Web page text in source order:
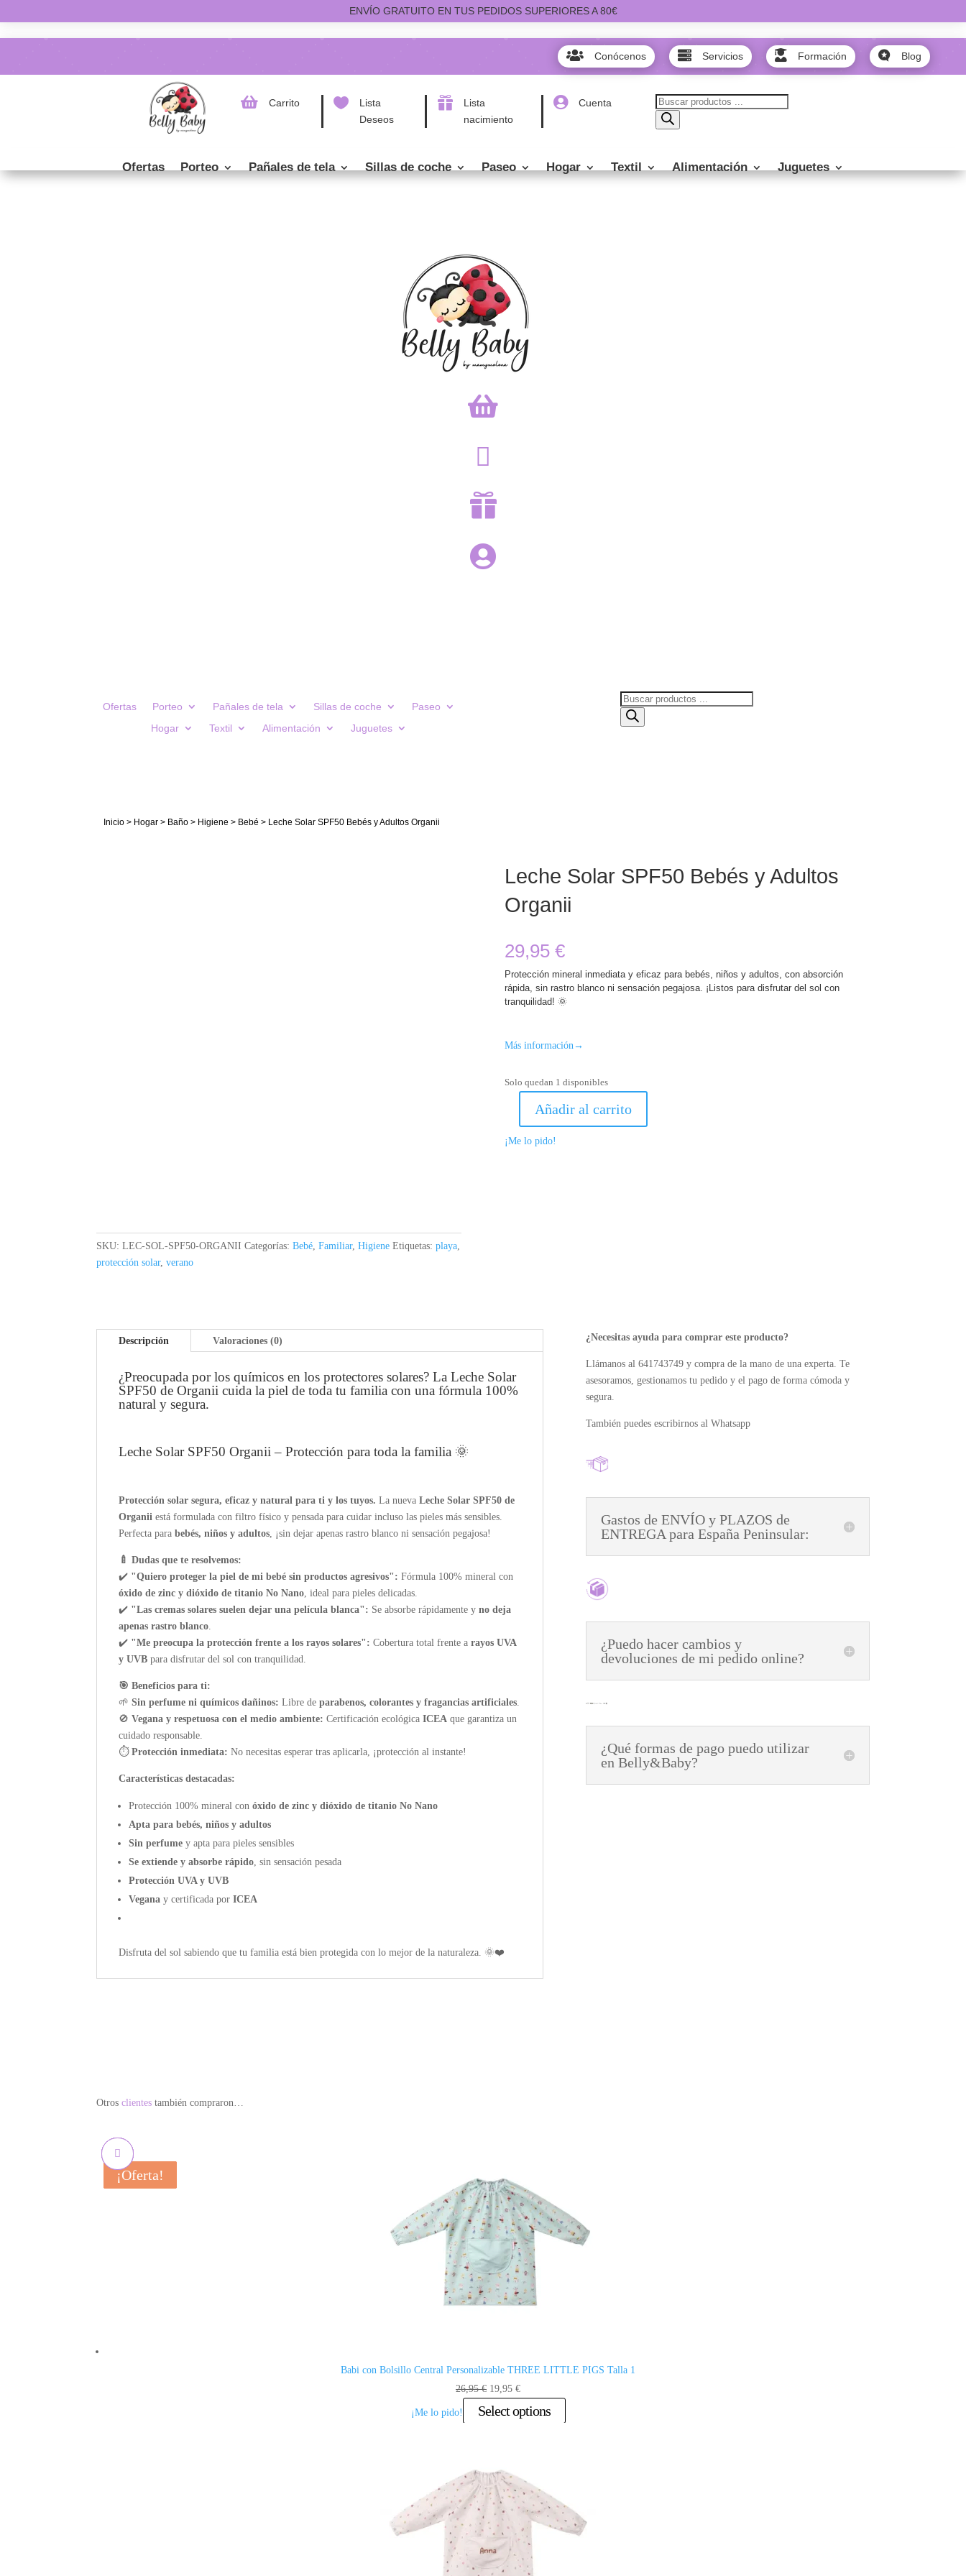
ENVÍO GRATUITO EN TUS PEDIDOS SUPERIORES A 80€
 Conócenos  Servicios  Formación  Blog
 Carrito 
Lista
Deseos

Lista
nacimiento
 Cuenta
Búsqueda
de
productos
Ofertas Porteo Pañales de tela Sillas de coche Paseo Hogar Textil Alimentación Juguetes




Ofertas Porteo Pañales de tela Sillas de coche
Paseo
Hogar
Textil Alimentación Juguetes
Búsqueda
de
Inicio > Hogar > Baño > Higiene > Bebé > Leche Solar SPF50 Bebés y Adultos Organii
SKU:LEC-SOL-SPF50-ORGANII Categorías:Bebé,Familiar,Higiene Etiquetas:playa,
protección solar,verano
Leche Solar SPF50 Bebés y Adultos
Organii
29,95 €
Protección mineral inmediata y eficaz para bebés, niños y adultos, con absorción
rápida, sin rastro blanco ni sensación pegajosa. ¡Listos para disfrutar del sol con
tranquilidad! 🌞
Más información →
Solo quedan 1 disponibles
SPF50
Añadir al carrito
¡Me lo pido!
Descripción Valoraciones (0)
¿Preocupada por los químicos en los protectores solares? La Leche Solar
SPF50 de Organii cuida la piel de toda tu familia con una fórmula 100%
natural y segura.
Leche Solar SPF50 Organii – Protección para toda la familia 🌞
Protección solar segura, eficaz y natural para ti y los tuyos. La nuevaLeche Solar SPF50 de
Organii está formulada con filtro físico y pensada para cuidar incluso las pieles más sensibles.
Perfecta parabebés, niños y adultos , ¡sin dejar apenas rastro blanco ni sensación pegajosa!
🍼 Dudas que te resolvemos:
✔️ "Quiero proteger la piel de mi bebé sin productos agresivos": Fórmula 100% mineral con
óxido de zinc y dióxido de titanio No Nano , ideal para pieles delicadas.
✔️ "Las cremas solares suelen dejar una película blanca": Se absorbe rápidamente yno deja
apenas rastro blanco
✔️ "Me preocupa la protección frente a los rayos solares": Cobertura total frente arayos UVA
y UVB para disfrutar del sol con tranquilidad.
🎯 Beneficios para ti:
🌱Sin perfume ni químicos dañinos: Libre deparabenos, colorantes y fragancias artificiales
🚫Vegana y respetuosa con el medio ambiente: Certificación ecológicaICEA que garantiza un
cuidado responsable.
⏱️Protección inmediata: No necesitas esperar tras aplicarla, ¡protección al instante!
Características destacadas:
Protección 100% mineral conóxido de zinc y dióxido de titanio No Nano
Apta para bebés, niños y adultos
Sin perfume y apta para pieles sensibles
Se extiende y absorbe rápido , sin sensación pesada
Protección UVA y UVB
Vegana y certificada porICEA
Disfruta del sol sabiendo que tu familia está bien protegida con lo mejor de la naturaleza. 🌞❤️
¿Necesitas ayuda para comprar este producto?
Llámanos al 641743749 y compra de la mano de una experta. Te
asesoramos, gestionamos tu pedido y el pago de forma cómoda y
segura.
También puedes escribirnos al Whatsapp
Gastos de ENVÍO y PLAZOS de
ENTREGA para España Peninsular:
¿Puedo hacer cambios y
devoluciones de mi pedido online?
¿Qué formas de pago puedo utilizar
en Belly&Baby?
Otrosclientes también compraron…
¡Oferta!
Babi con Bolsillo Central Personalizable THREE LITTLE PIGS Talla 1
26,95€ El
precio
19,95 €El
precio
¡Me lo pido! Select options
¡Oferta!
¡Oferta!
¡Oferta!